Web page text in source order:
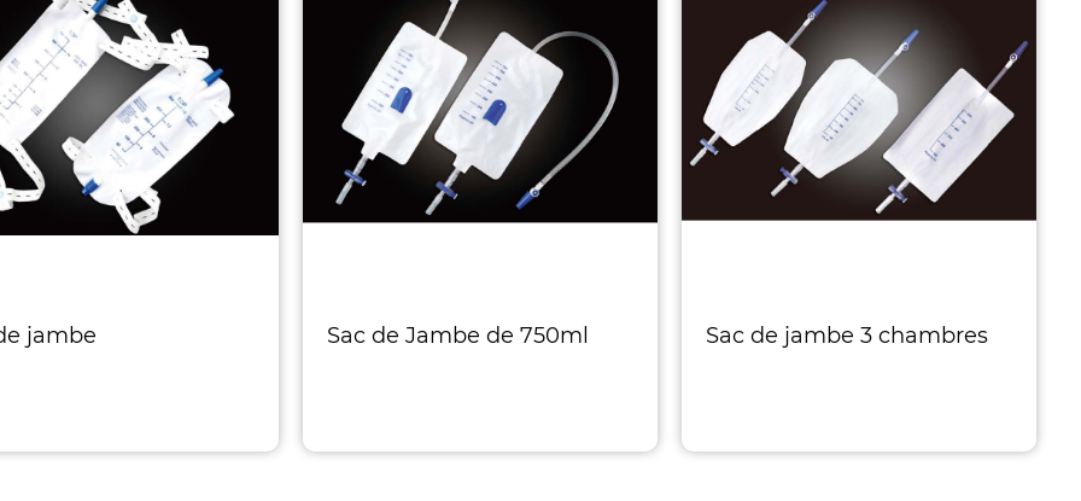
jambe Sac de Jambe de 750ml Sac de jambe 3 chambres